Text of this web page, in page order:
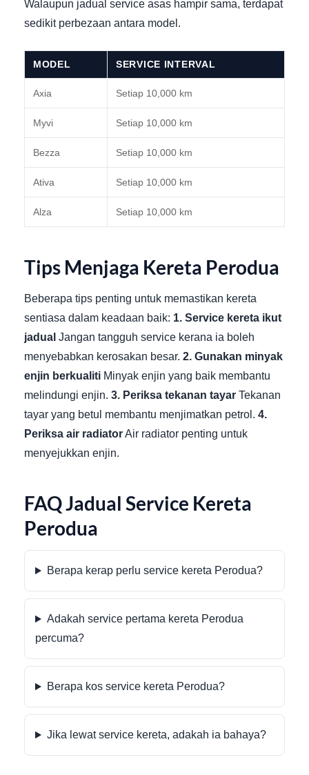
Walaupun jadual service asas hampir sama, terdapat
sedikit perbezaan antara model.
MODEL SERVICE INTERVAL
Axia Setiap 10,000 km
Myvi Setiap 10,000 km
Bezza Setiap 10,000 km
Ativa Setiap 10,000 km
Alza Setiap 10,000 km
Tips Menjaga Kereta Perodua
Beberapa tips penting untuk memastikan kereta
sentiasa dalam keadaan baik: 1. Service kereta ikut
jadual Jangan tangguh service kerana ia boleh
menyebabkan kerosakan besar. 2. Gunakan minyak
enjin berkualiti Minyak enjin yang baik membantu
melindungi enjin. 3. Periksa tekanan tayar Tekanan
tayar yang betul membantu menjimatkan petrol. 4.
Periksa air radiatorAir radiator penting untuk
menyejukkan enjin.
FAQ Jadual Service Kereta
Perodua
Berapa kerap perlu service kereta Perodua?
Adakah service pertama kereta Perodua
percuma?
Berapa kos service kereta Perodua?
Jika lewat service kereta, adakah ia bahaya?